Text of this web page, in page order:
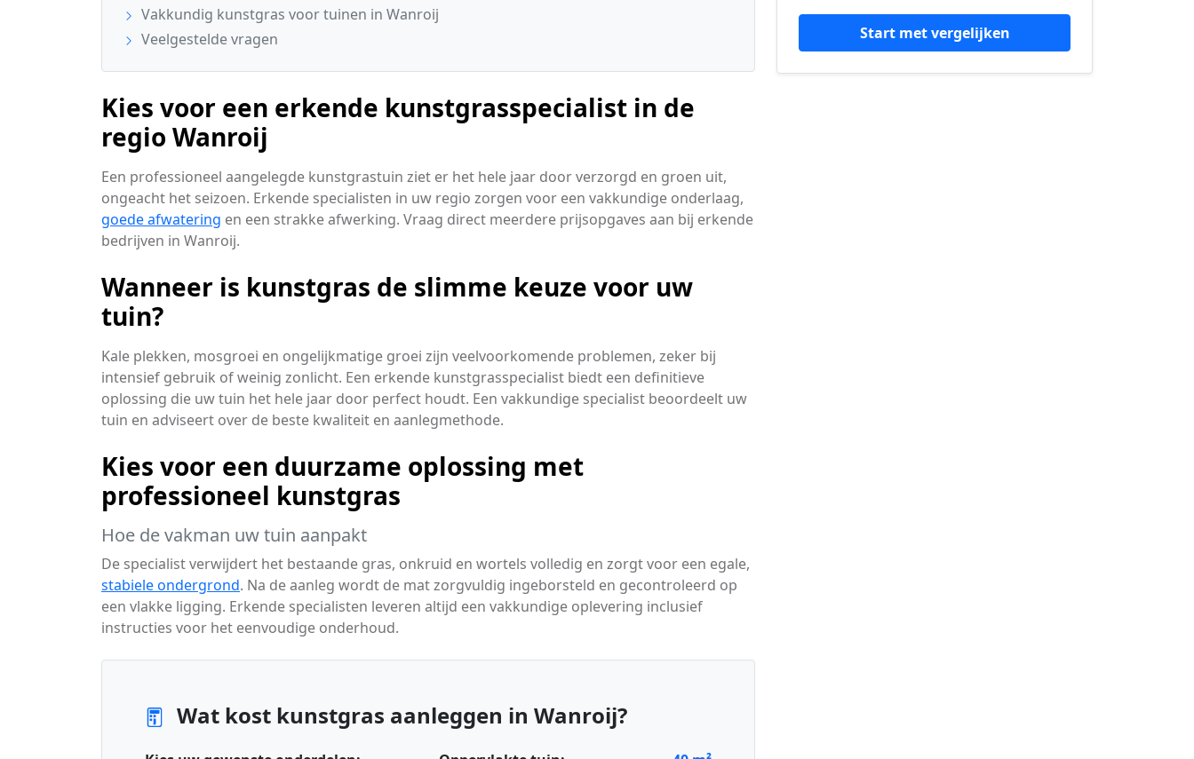
Vakkundig kunstgras voor tuinen in Wanroij
Veelgestelde vragen
Kies voor een erkende kunstgrasspecialist in de
regio Wanroij
Een professioneel aangelegde kunstgrastuin ziet er het hele jaar door verzorgd en groen uit,
ongeacht het seizoen. Erkende specialisten in uw regio zorgen voor een vakkundige onderlaag,
goede afwatering en een strakke afwerking. Vraag direct meerdere prijsopgaves aan bij erkende
bedrijven in Wanroij.
Wanneer is kunstgras de slimme keuze voor uw
tuin?
Kale plekken, mosgroei en ongelijkmatige groei zijn veelvoorkomende problemen, zeker bij
intensief gebruik of weinig zonlicht. Een erkende kunstgrasspecialist biedt een definitieve
oplossing die uw tuin het hele jaar door perfect houdt. Een vakkundige specialist beoordeelt uw
tuin en adviseert over de beste kwaliteit en aanlegmethode.
Kies voor een duurzame oplossing met
professioneel kunstgras
Hoe de vakman uw tuin aanpakt
De specialist verwijdert het bestaande gras, onkruid en wortels volledig en zorgt voor een egale,
stabiele ondergrond. Na de aanleg wordt de mat zorgvuldig ingeborsteld en gecontroleerd op
een vlakke ligging. Erkende specialisten leveren altijd een vakkundige oplevering inclusief
instructies voor het eenvoudige onderhoud.
Wat kost kunstgras aanleggen in Wanroij?
Start met vergelijken